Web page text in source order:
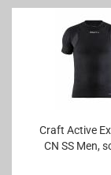
Craft Ac­ti­ve
CN SS Men,